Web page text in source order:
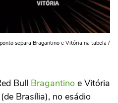
separa Bragantino e Vitória na tabela /
Bull Bragantino e Vitória
Brasília), no esádio